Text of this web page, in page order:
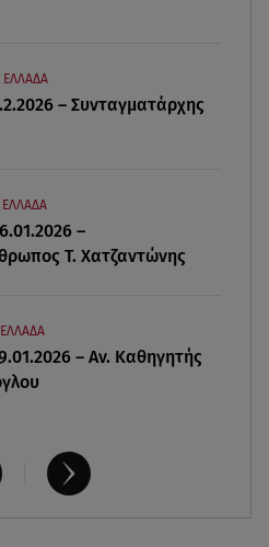
100% η πληρότητα για
βγαίνουν τα προσωρινά
ΕΛΛΑΔΑ
– Συνταγματάρχης
ΕΛΛΑΔΑ
–
Τ. Χατζαντώνης
ΕΛΛΑΔΑ
– Αν. Καθηγητής